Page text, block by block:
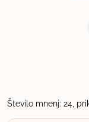
6.3.2008 ob 15:57
Število mnenj: 24,